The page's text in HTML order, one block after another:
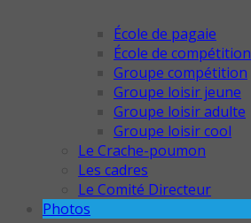
École de pagaie
École de compétition
Groupe compétition
Groupe loisir jeune
Groupe loisir adulte
Groupe loisir cool
Le Crache-poumon
Les cadres
Le Comité Directeur
Photos